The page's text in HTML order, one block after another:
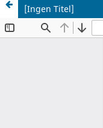
[Ingen Titel]